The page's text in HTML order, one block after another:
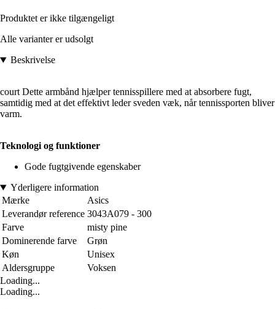
Produktet er ikke tilgængeligt
Alle varianter er udsolgt
Beskrivelse
court Dette armbånd hjælper tennisspillere med at absorbere fugt,
samtidig med at det effektivt leder sveden væk, når tennissporten bliver
varm.
Teknologi og funktioner
Gode fugtgivende egenskaber
Yderligere information
Mærke
Asics
Leverandør reference 3043A079 - 300
Farve
misty pine
Dominerende farve
Grøn
Køn
Unisex
Aldersgruppe
Voksen
Loading...
Loading...